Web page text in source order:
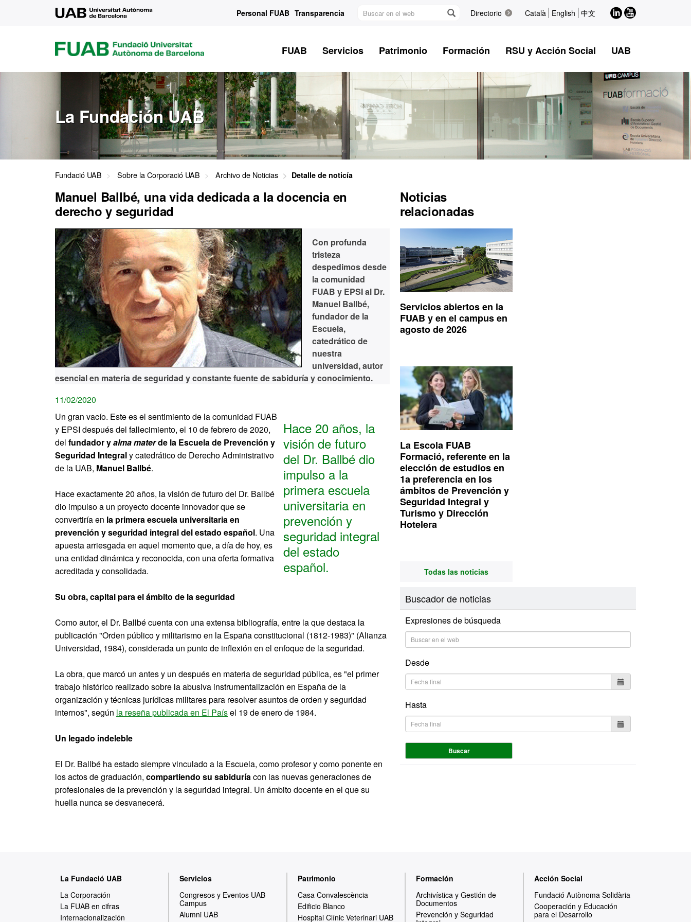
Personal FUAB Transparencia
Buscar
Directorio Català English 中文 LinkedIn
Youtube
FUAB
FUNDACIÓ
UNIVERSITAT
AUTÒNOMA
BARCELONA
FUAB Servicios Patrimonio Formación RSU y Acción Social UAB
La Fundación UAB
Fundació UAB Sobre la Corporació UAB Archivo de Noticias Detalle de noticía
Manuel Ballbé, una vida dedicada a la docencia en
derecho y seguridad
Con profunda
tristeza
despedimos desde
la comunidad
FUAB y EPSI al Dr.
Manuel Ballbé,
fundador de la
Escuela,
catedrático de
nuestra
universidad, autor
esencial en materia de seguridad y constante fuente de sabiduría y conocimiento.
11/02/2020
Hace 20 años, la
visión de futuro
del Dr. Ballbé dio
impulso a la
primera escuela
universitaria en
prevención y
seguridad integral
del estado
español.
Un gran vacío. Este es el sentimiento de la comunidad FUAB
y EPSI después del fallecimiento, el 10 de febrero de 2020,
del fundador yalma materde la Escuela de Prevención y
Seguridad Integraly catedrático de Derecho Administrativo
de la UAB, Manuel Ballbé.
Hace exactamente 20 años, la visión de futuro del Dr. Ballbé
dio impulso a un proyecto docente innovador que se
convertiría en la primera escuela universitaria en
prevención y seguridad integral del estado español. Una
apuesta arriesgada en aquel momento que, a día de hoy, es
una entidad dinámica y reconocida, con una oferta formativa
acreditada y consolidada.
Su obra, capital para el ámbito de la seguridad
Como autor, el Dr. Ballbé cuenta con una extensa bibliografía, entre la que destaca la
publicación "Orden público y militarismo en la España constitucional (1812-1983)" (Alianza
Universidad, 1984), considerada un punto de inflexión en el enfoque de la seguridad.
La obra, que marcó un antes y un después en materia de seguridad pública, es "el primer
trabajo histórico realizado sobre la abusiva instrumentalización en España de la
organización y técnicas jurídicas militares para resolver asuntos de orden y seguridad
internos", según la reseña publicada en El Paísel 19 de enero de 1984.
Un legado indeleble
El Dr. Ballbé ha estado siempre vinculado a la Escuela, como profesor y como ponente en
los actos de graduación, compartiendo su sabiduríacon las nuevas generaciones de
profesionales de la prevención y la seguridad integral. Un ámbito docente en el que su
huella nunca se desvanecerá.
Noticias
relacionadas
Servicios abiertos en la
FUAB y en el campus en
agosto de 2026
La Escola FUAB
Formació, referente en la
elección de estudios en
1a preferencia en los
ámbitos de Prevención y
Seguridad Integral y
Turismo y Dirección
Hotelera
Todas las noticias
Buscador de noticias
Expresiones de búsqueda
Desde
Hasta
Buscar
La Fundació UAB
La Corporación
La FUAB en cifras
Internacionalización
Servicios
Congresos y Eventos UAB
Campus
Alumni UAB
Patrimonio
Casa Convalescència
Edificio Blanco
Hospital Clínic Veterinari UAB
Formación
Archivística y Gestión de
Documentos
Prevención y Seguridad
Acción Social
Fundació Autònoma Solidària
Cooperación y Educación
para el Desarrollo